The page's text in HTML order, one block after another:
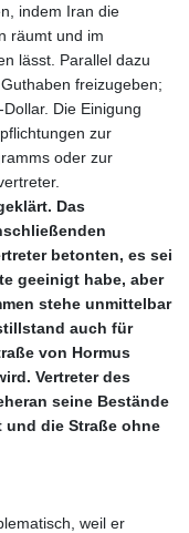
indem Iran die
räumt und im
lässt. Parallel dazu
freizugeben;
Die Einigung
zur
oder zur
Das
betonten, es sei
geeinigt habe, aber
stehe unmittelbar
auch für
von Hormus
Vertreter des
seine Bestände
und die Straße ohne
weil er